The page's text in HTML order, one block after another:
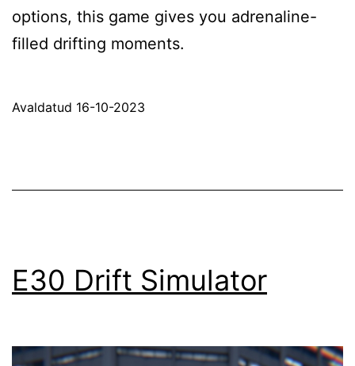
options, this game gives you adrenaline-
filled drifting moments.
Avaldatud 16-10-2023
E30 Drift Simulator